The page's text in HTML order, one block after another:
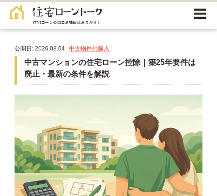
公開日: 2026.08.04 中古物件の購入
中古マンションの住宅ローン控除｜築25年要件は
廃止・最新の条件を解説